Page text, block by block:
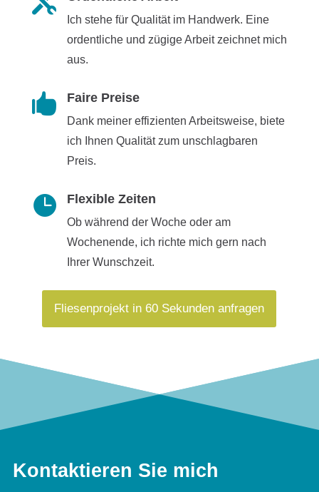
Ich stehe für Qualität im Handwerk. Eine
ordentliche und zügige Arbeit zeichnet mich
aus.
 Faire Preise
Dank meiner effizienten Arbeitsweise, biete
ich Ihnen Qualität zum unschlagbaren
Preis.
 Flexible Zeiten
Ob während der Woche oder am
Wochenende, ich richte mich gern nach
Ihrer Wunschzeit.
Fliesenprojekt in 60 Sekunden anfragen
Kontaktieren Sie mich